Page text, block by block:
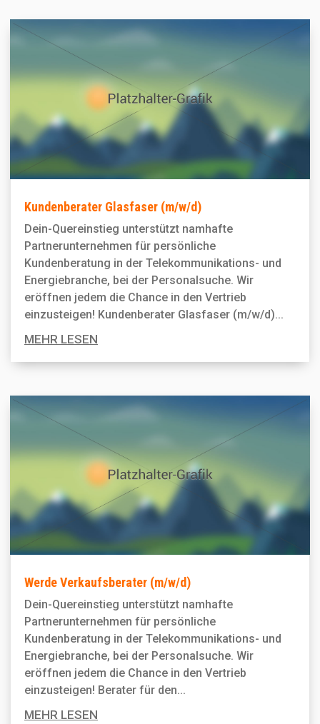
Kundenberater Glasfaser (m/w/d)
Dein-Quereinstieg unterstützt namhafte
Partnerunternehmen für persönliche
Kundenberatung in der Telekommunikations- und
Energiebranche, bei der Personal­suche. Wir
eröffnen jedem die Chance in den Vertrieb
einzusteigen! Kundenberater Glasfaser (m/w/d)...
MEHR LESEN
Werde Verkaufsberater (m/w/d)
Dein-Quereinstieg unterstützt namhafte
Partnerunternehmen für persönliche
Kundenberatung in der Telekommunikations- und
Energiebranche, bei der Personal­suche. Wir
eröffnen jedem die Chance in den Vertrieb
einzusteigen! Berater für den...
MEHR LESEN